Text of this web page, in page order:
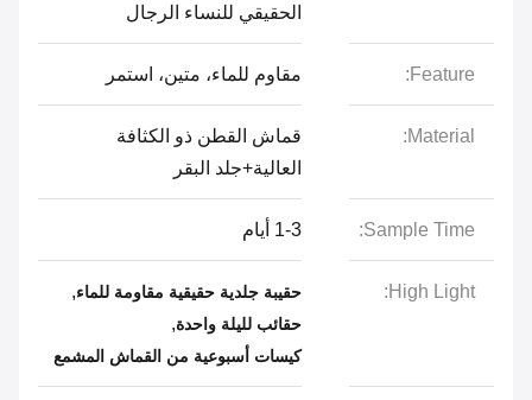
الحقيقي للنساء الرجال
Feature: مقاوم للماء، متين، استمر
Material:
قماش القطن ذو الكثافة
العالية+جلد البقر
Sample Time:
High Light: حقيبة جلدية حقيقية مقاومة للماء
حقائب لليلة واحدة,
كيسات أسبوعية من القماش المشمع